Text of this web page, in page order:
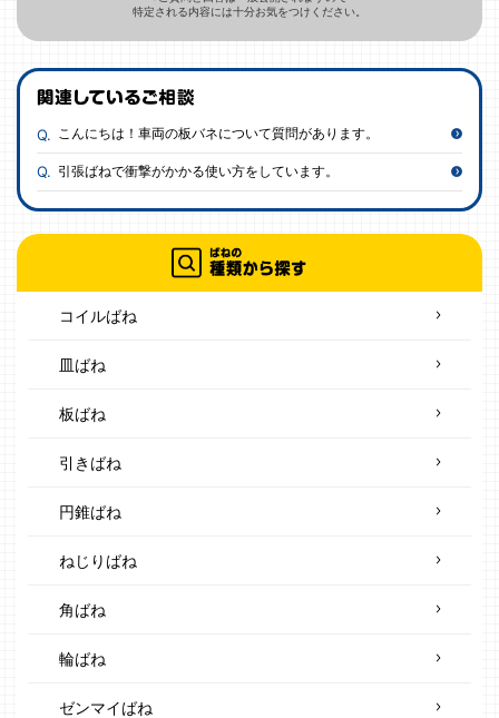
特定される内容には十分お気をつけください。
こんにちは！車両の板バネについて質問があります。
引張ばねで衝撃がかかる使い方をしています。
コイルばね
皿ばね
板ばね
引きばね
円錐ばね
ねじりばね
角ばね
輪ばね
ゼンマイばね